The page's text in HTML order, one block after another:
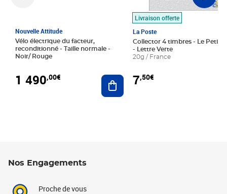
Nouvelle Attitude
Vélo électrique du facteur,
reconditionné - Taille normale -
Noir/ Rouge
1 490,00€ Ajouter au panier
Livraison offerte
La Poste
Collector 4 timbres - Le Petit
- Lettre Verte
20g / France
7,50€
Nos Engagements
Proche de vous